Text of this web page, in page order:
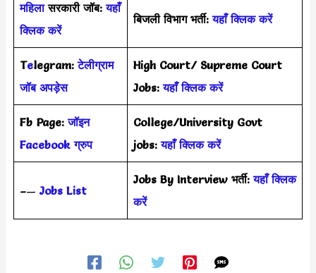
महिलासरकारी जॉब: यहाँ
क्लिक करें
बिजली विभाग भर्ती:यहाँ क्लिक करें
Telegram: टेलीग्राम
जॉब अपड़ेस
High Court/ Supreme Court
Jobs:यहाँ क्लिक करें
Fb Page:जॉइन
Facebook ग्रुप
College/University Govt
jobs:यहाँ क्लिक करें
–— Jobs List
Jobs By Interview भर्ती:यहाँ क्लिक
करें